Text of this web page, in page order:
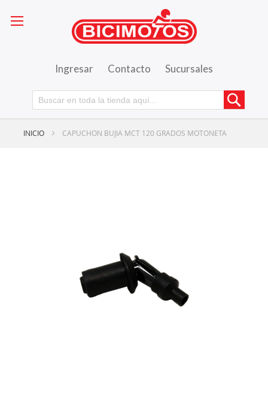
Ingresar Contacto Sucursales
INICIO CAPUCHON BUJIA MCT 120 GRADOS MOTONETA